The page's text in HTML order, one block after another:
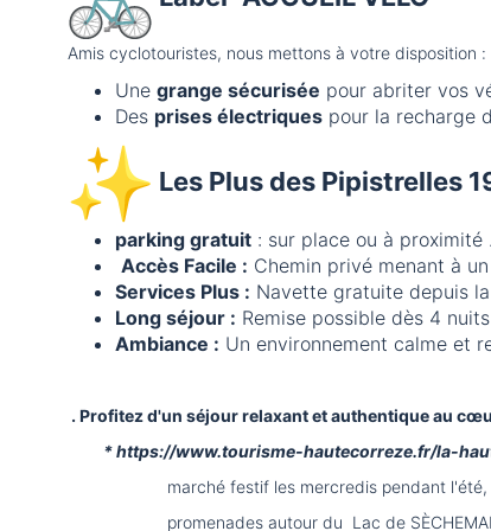
Amis cyclotouristes, nous mettons à votre disposition :
Une grange sécurisée pour abriter vos
Des prises électriques pour la recharge
Les Plus des Pipistrelles
parking gratuit : sur place ou à proximité .
Accès Facile : Chemin privé menant à un
Services Plus : Navette gratuite depuis
Long séjour : Remise possible dès 4
Ambiance : Un environnement calme et
. Profitez d'un séjour relaxant et authentique au
* https://www.tourisme-hautecorreze.fr/la-
marché festif les mercredis pendant l'été,
promenades autour du Lac de